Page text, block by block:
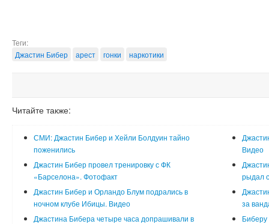
Теги:
Джастин Бибер
арест гонки наркотики
Читайте также:
СМИ: Джастин Бибер и Хейли Болдуин тайно
поженились
Видео
Джастин Бибер провел тренировку с ФК
«Барселона». Фотофакт
рыдал
Джастин Бибер и Орландо Блум подрались в
ночном клубе Ибицы. Видео
за
Джастина Бибера четыре часа допрашивали в